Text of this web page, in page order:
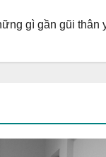
gì gần gũi thân